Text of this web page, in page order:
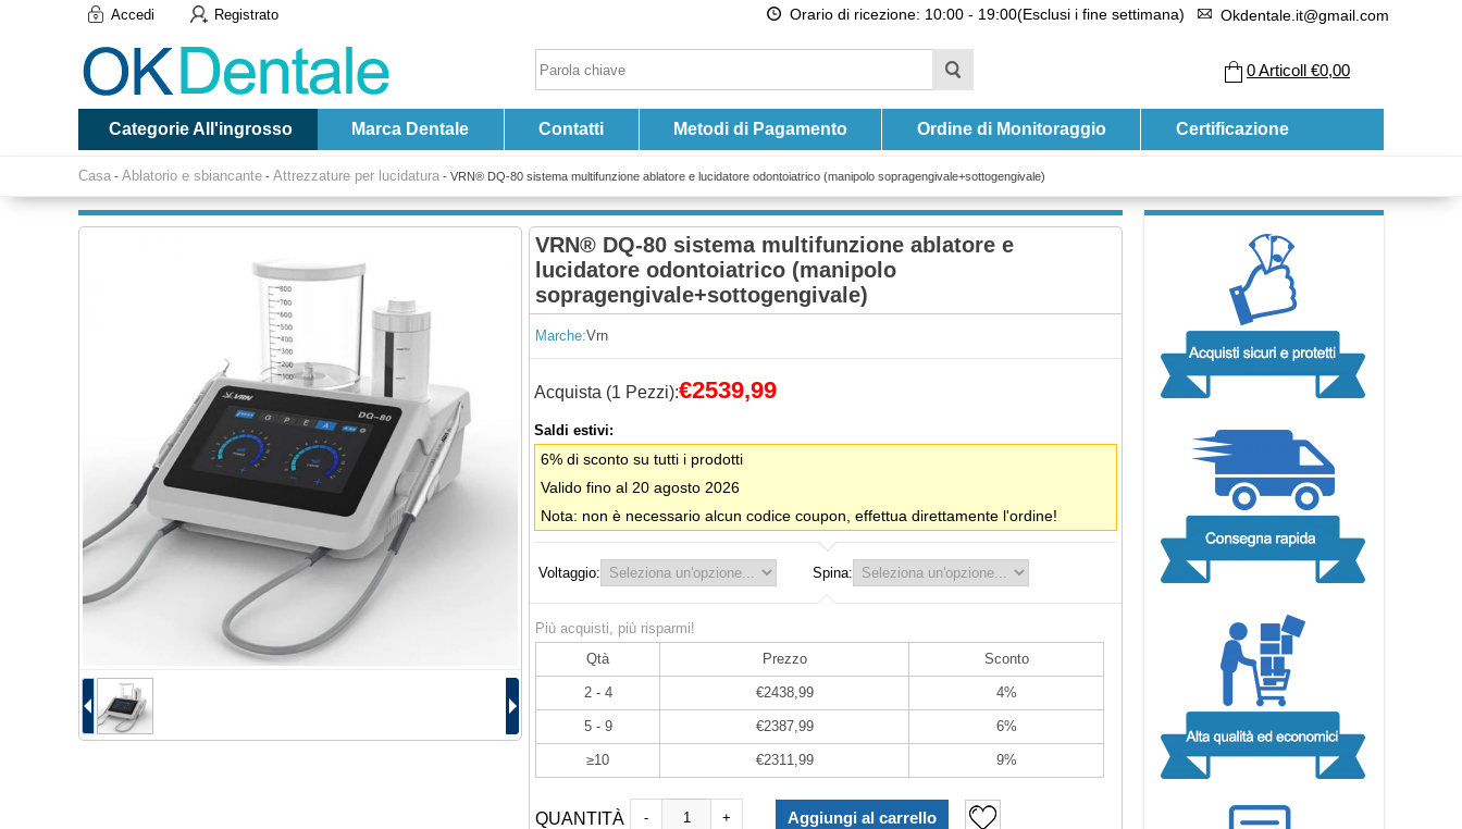
Accedi Registrato Orario di ricezione: 10:00 - 19:00(Esclusi i fine settimana) Okdentale.it@gmail.com
0Articoll €0,00
Categorie All'ingrosso Marca Dentale Contatti Metodi di Pagamento Ordine di Monitoraggio Certificazione
Casa - Ablatorio e sbiancante - Attrezzature per lucidatura - VRN® DQ-80 sistema multifunzione ablatore e lucidatore odontoiatrico (manipolo sopragengivale+sottogengivale)
VRN® DQ-80 sistema multifunzione ablatore e
lucidatore odontoiatrico (manipolo
sopragengivale+sottogengivale)
Marche:Vrn
Acquista (1 Pezzi):€2539,99
Saldi estivi:
6% di sconto su tutti i prodotti
Valido fino al 20 agosto 2026
Nota: non è necessario alcun codice coupon, effettua direttamente l'ordine!
Voltaggio: Spina:
Più acquisti, più risparmi!
Qtà
Prezzo Sconto
2 - 4 €2438,99 4%
5 - 9 €2387,99 6%
≥10 €2311,99 9%
QUANTITÀ - +